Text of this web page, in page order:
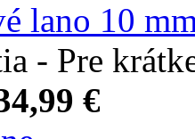
lano 10
- Pre
€